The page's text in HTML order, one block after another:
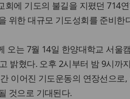
에 기도의 불길을 지폈던 714
위한 대규모 기도성회를 준비한
오는 7월 14일 한양대학교 서울
밝혔다. 오후 2시부터 밤 9시까
이어진 기도운동의 연장선으로
것으로 기대된다.